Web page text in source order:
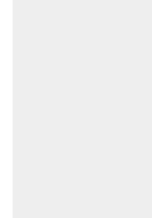
dan Kolaborasi